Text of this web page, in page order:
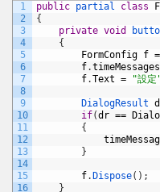
1
2
3
4
5
6
7
8
9
10
11
12
13
14
15
16
public partial class
{
private void
{
FormConfig f =
f.timeMessages
f.Text = "設定
DialogResult
if(dr ==
{
}
f. Dispose( ) ;
}